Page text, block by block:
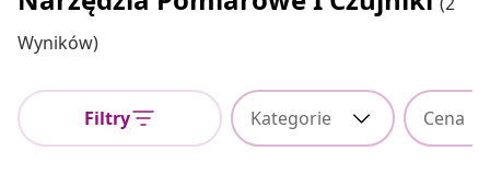
Wyników)
Filtry Kategorie Cena